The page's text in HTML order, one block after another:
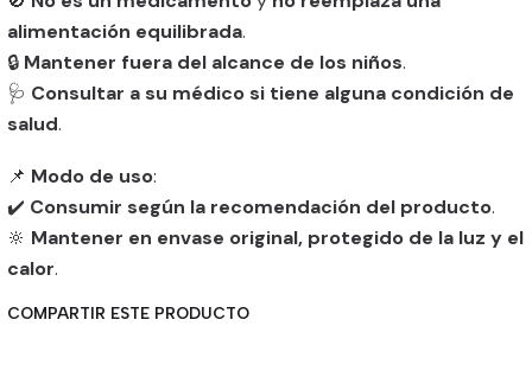
alimentación equilibrada.
🔒 Mantener fuera del alcance de los niños.
🩺 Consultar a su médico si tiene alguna condición de
salud.
📌 Modo de uso:
✔️ Consumir según la recomendación del producto.
🔆 Mantener en envase original, protegido de la luz y el
calor.
COMPARTIR ESTE PRODUCTO